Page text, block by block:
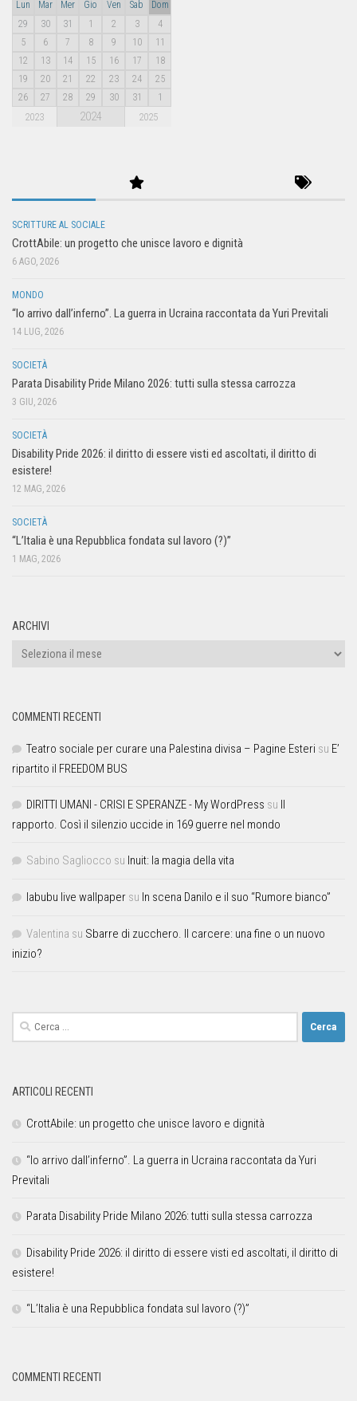
Lun Mar Mer Gio Ven Sab
Dom
29
30 31 1 2 3
4
5
6 7 8 9 10
11
12
13 14 15 16 17
18
19
20 21 22 23 24
25
26
27 28 29 30 31 1
2023 2024 2025
SCRITTURE AL SOCIALE
CrottAbile: un progetto che unisce lavoro e dignità
6 AGO, 2026
MONDO
“Io arrivo dall’inferno”. La guerra in Ucraina raccontata da Yuri Previtali
14 LUG, 2026
SOCIETÀ
Parata Disability Pride Milano 2026: tutti sulla stessa carrozza
3 GIU, 2026
SOCIETÀ
Disability Pride 2026: il diritto di essere visti ed ascoltati, il diritto di
esistere!
12 MAG, 2026
SOCIETÀ
“L’Italia è una Repubblica fondata sul lavoro (?)”
1 MAG, 2026
ARCHIVI
COMMENTI RECENTI
Teatro sociale per curare una Palestina divisa – Pagine Esteri su E’
ripartito il FREEDOM BUS
DIRITTI UMANI - CRISI E SPERANZE - My WordPress su Il
rapporto. Così il silenzio uccide in 169 guerre nel mondo
Sabino Sagliocco su Inuit: la magia della vita
labubu live wallpaper su In scena Danilo e il suo “Rumore bianco”
Valentina su Sbarre di zucchero. Il carcere: una fine o un nuovo
inizio?
ARTICOLI RECENTI
CrottAbile: un progetto che unisce lavoro e dignità
“Io arrivo dall’inferno”. La guerra in Ucraina raccontata da Yuri
Previtali
Parata Disability Pride Milano 2026: tutti sulla stessa carrozza
Disability Pride 2026: il diritto di essere visti ed ascoltati, il diritto di
esistere!
“L’Italia è una Repubblica fondata sul lavoro (?)”
COMMENTI RECENTI